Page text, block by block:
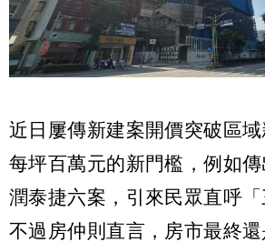
近日屢傳新建案開價突破區
每坪百萬元的新門檻，例如
潤泰捷六案，引來民眾直呼「
不過房仲則直言，房市最終